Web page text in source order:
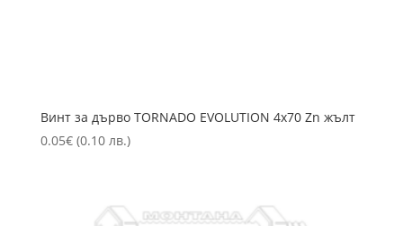
Винт за дърво TORNADO EVOLUTION 4х70 Zn жълт
0.05€ (0.10 лв.)